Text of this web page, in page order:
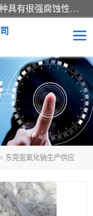
氢氧化钠化学式为NaOH，为一种具有很强腐蚀性的强碱，一般为片状或颗粒形态，易溶于水(溶于水时放热)并形成碱性溶液，另有潮解性，易吸取空气中的水蒸气(潮解)和(变质)。NaOH是化学实验室其中一种必备的化学品，亦为常见的化工品之一。纯品是无色透明的晶体。密度2.130g/cm3。熔点318.4℃。沸点1390℃。工业品含有少量的氯化和碳酸，是白色不透明的晶体。
> 东莞氢氧化钠生产供应
化钠
硫酸钠
酸钠
酸二氢二钠
三钠
葡萄糖